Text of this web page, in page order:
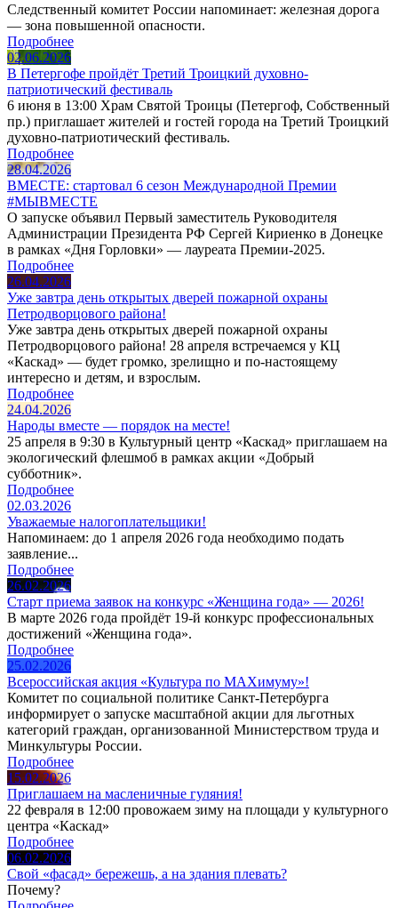
Следственный комитет России напоминает: железная дорога
— зона повышенной опасности.
Подробнее
02.06.2026
В Петергофе пройдёт Третий Троицкий духовно-
патриотический фестиваль
6 июня в 13:00 Храм Святой Троицы (Петергоф, Собственный
пр.) приглашает жителей и гостей города на Третий Троицкий
духовно-патриотический фестиваль.
Подробнее
28.04.2026
ВМЕСТЕ: стартовал 6 сезон Международной Премии
#МЫВМЕСТЕ
О запуске объявил Первый заместитель Руководителя
Администрации Президента РФ Сергей Кириенко в Донецке
в рамках «Дня Горловки» — лауреата Премии-2025.
Подробнее
26.04.2026
Уже завтра день открытых дверей пожарной охраны
Петродворцового района!
Уже завтра день открытых дверей пожарной охраны
Петродворцового района! 28 апреля встречаемся у КЦ
«Каскад» — будет громко, зрелищно и по-настоящему
интересно и детям, и взрослым.
Подробнее
24.04.2026
Народы вместе — порядок на месте!
25 апреля в 9:30 в Культурный центр «Каскад» приглашаем на
экологический флешмоб в рамках акции «Добрый
субботник».
Подробнее
02.03.2026
Уважаемые налогоплательщики!
Напоминаем: до 1 апреля 2026 года необходимо подать
заявление...
Подробнее
26.02.2026
Старт приема заявок на конкурс «Женщина года» — 2026!
В марте 2026 года пройдёт 19-й конкурс профессиональных
достижений «Женщина года».
Подробнее
25.02.2026
Всероссийская акция «Культура по MAХимуму»!
Комитет по социальной политике Санкт-Петербурга
информирует о запуске масштабной акции для льготных
категорий граждан, организованной Министерством труда и
Минкультуры России.
Подробнее
15.02.2026
Приглашаем на масленичные гуляния!
22 февраля в 12:00 провожаем зиму на площади у культурного
центра «Каскад»
Подробнее
06.02.2026
Свой «фасад» бережешь, а на здания плевать?
Почему?